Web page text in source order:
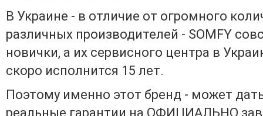
В Украине - в отличие от огромного
различных производителей - SOMFY
новички, а их сервисного центра в
скоро исполнится 15 лет.
Поэтому именно этот бренд - может
реальные гарантии на ОФИЦИАЛЬНО